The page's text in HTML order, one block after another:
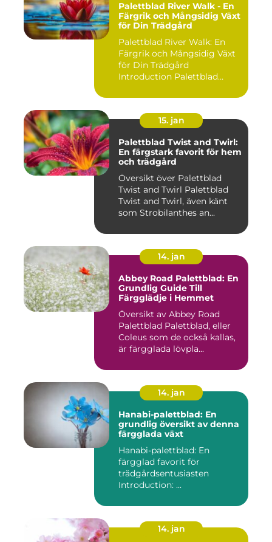
Palettblad River Walk - En
Färgrik och Mångsidig Växt
för Din Trädgård
Palettblad River Walk: En
Färgrik och Mångsidig Växt
för Din Trädgård
Introduction Palettblad
15. jan
Palettblad Twist and Twirl:
En färgstark favorit för hem
och trädgård
Översikt över Palettblad
Twist and Twirl Palettblad
Twist and Twirl, även känt
som Strobilanthes an...
14. jan
Abbey Road Palettblad: En
Grundlig Guide Till
Färgglädje i Hemmet
Översikt av Abbey Road
Palettblad Palettblad, eller
Coleus som de också kallas,
är färgglada lövpla...
14. jan
Hanabi-palettblad: En
grundlig översikt av denna
färgglada växt
Hanabi-palettblad: En
färgglad favorit för
trädgårdsentusiasten
Introduction: ...
14. jan